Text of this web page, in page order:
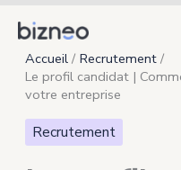
contenu
Accueil
Recrutement
Le profil candidat |
votre entreprise
Recrutement